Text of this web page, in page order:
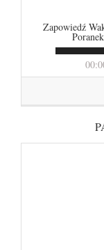
Zapowiedź